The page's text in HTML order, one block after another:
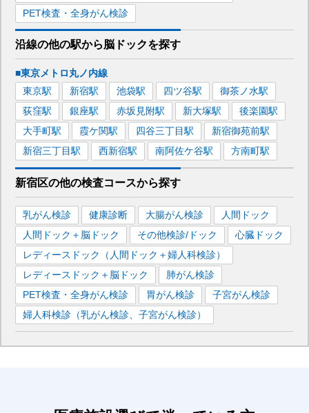
PET検査・全身がん検診
沿線の他の駅から脳ドックを探す
■東京メトロ丸ノ内線
東京駅 新宿駅 池袋駅 四ツ谷駅 御茶ノ水駅
荻窪駅 銀座駅 赤坂見附駅 新大塚駅 後楽園駅
大手町駅 霞ケ関駅 四谷三丁目駅 新宿御苑前駅
新宿三丁目駅 西新宿駅 南阿佐ケ谷駅 方南町駅
新宿区の他の検査コースから探す
乳がん検診 健康診断 大腸がん検診
人間ドック
人間ドック＋脳ドック
その他検診/ドック
心臓ドック
レディースドック（人間ドック＋婦人科検診）
レディースドック＋脳ドック
肺がん検診
PET検査・全身がん検診
胃がん検診
子宮がん検診
婦人科検診（乳がん検診、子宮がん検診）